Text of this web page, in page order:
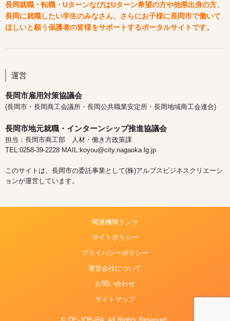
長岡就職・転職・UターンなびはUターン希望の方や他県出身の方、
長岡に就職したい学生のみなさん、さらにお子様に長岡市で働いて
ほしいと願う保護者の皆様をサポートするポータルサイトです。
運営
長岡市雇用対策協議会
(長岡市・長岡商工会議所・長岡公共職業安定所・長岡地域商工会連合)
長岡市地元就職・インターンシップ推進協議会
担当：長岡市商工部 人材・働き方政策課
TEL:0258-39-2228 MAIL:koyou@city.nagaoka.lg.jp
このサイトは、長岡市の委託事業として(株)アルプスビジネスクリエーシ
ョンが運営しています。
関連機関リンク
サイトポリシー
プライバシーポリシー
運営会社について
お問い合わせ
サイトマップ